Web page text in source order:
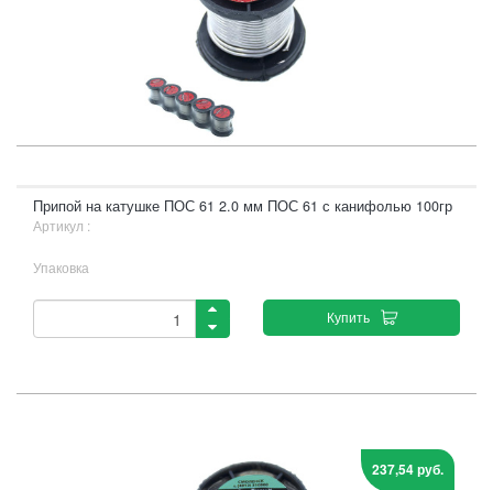
Припой на катушке ПОС 61 2.0 мм ПОС 61 с канифолью 100гр
Артикул :
Упаковка
Купить
237,54 руб.